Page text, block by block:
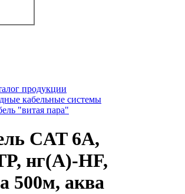
продукции
кабельные системы
"витая пара"
CAT 6А,
нг(А)-HF,
500м, аква